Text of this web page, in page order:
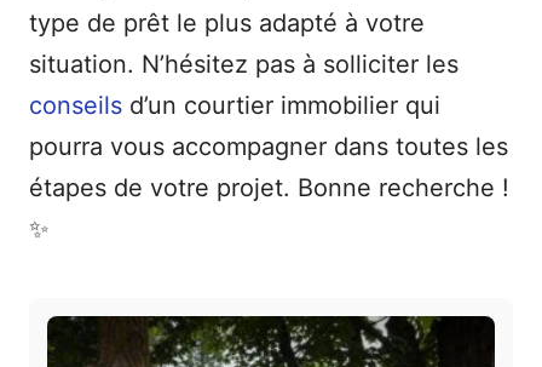
type de prêt le plus adapté à votre
situation. N’hésitez pas à solliciter les
conseils d’un courtier immobilier qui
pourra vous accompagner dans toutes les
étapes de votre projet. Bonne recherche !
✨